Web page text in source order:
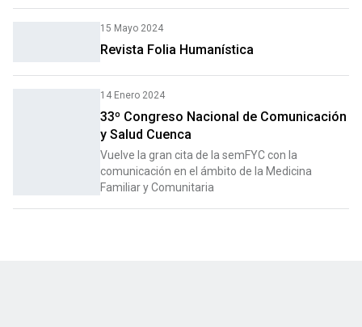
15 Mayo 2024
Revista Folia Humanística
14 Enero 2024
33º Congreso Nacional de Comunicación
y Salud Cuenca
Vuelve la gran cita de la semFYC con la
comunicación en el ámbito de la Medicina
Familiar y Comunitaria